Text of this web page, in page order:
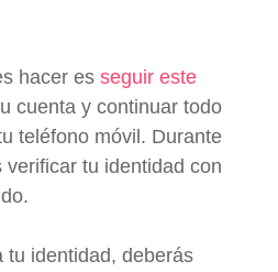
hacer es seguir este
cuenta y continuar todo
teléfono móvil. Durante
tu identidad con
tu identidad, deberás